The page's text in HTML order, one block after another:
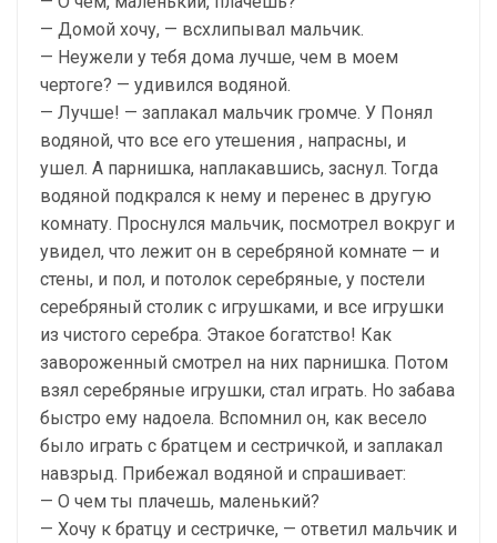
— Домой хочу, — всхлипывал мальчик.
— Неужели у тебя дома лучше, чем в моем
чертоге? — удивился водяной.
— Лучше! — заплакал мальчик громче. У Понял
водяной, что все его утешения , напрасны, и
ушел. А парнишка, наплакавшись, заснул. Тогда
водяной подкрался к нему и перенес в другую
комнату. Проснулся мальчик, посмотрел вокруг и
увидел, что лежит он в серебряной комнате — и
стены, и пол, и потолок серебряные, у постели
серебряный столик с игрушками, и все игрушки
из чистого серебра. Этакое богатство! Как
завороженный смотрел на них парнишка. Потом
взял серебряные игрушки, стал играть. Но забава
быстро ему надоела. Вспомнил он, как весело
было играть с братцем и сестричкой, и заплакал
навзрыд. Прибежал водяной и спрашивает:
— О чем ты плачешь, маленький?
— Хочу к братцу и сестричке, — ответил мальчик и